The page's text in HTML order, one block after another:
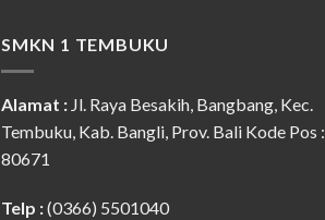
SMKN 1 TEMBUKU
Alamat : Jl. Raya Besakih, Bangbang, Kec.
Tembuku, Kab. Bangli, Prov. Bali Kode Pos :
80671
Telp :(0366) 5501040